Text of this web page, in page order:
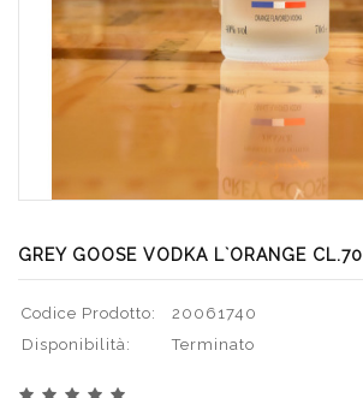
GREY GOOSE VODKA L`ORANGE CL.70
Codice Prodotto:
20061740
Disponibilità:
Terminato